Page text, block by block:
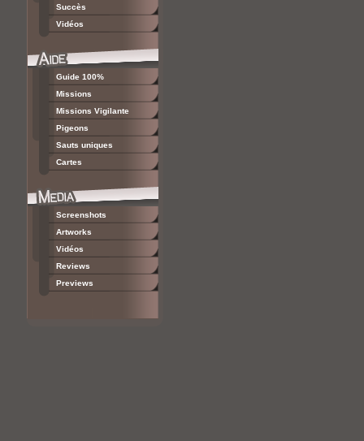
Succès
Vidéos
Guide 100%
Missions
Missions Vigilante
Pigeons
Sauts uniques
Cartes
Screenshots
Artworks
Vidéos
Reviews
Previews